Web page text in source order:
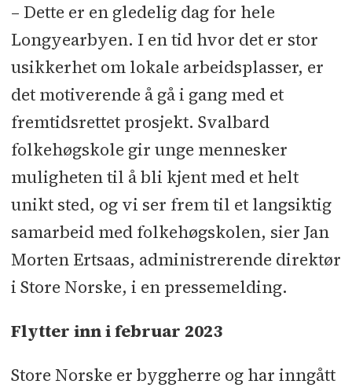
– Dette er en gledelig dag for hele
Longyearbyen. I en tid hvor det er stor
usikkerhet om lokale arbeidsplasser, er
det motiverende å gå i gang med et
fremtidsrettet prosjekt. Svalbard
folkehøgskole gir unge mennesker
muligheten til å bli kjent med et helt
unikt sted, og vi ser frem til et langsiktig
samarbeid med folkehøgskolen, sier Jan
Morten Ertsaas, administrerende direktør
i Store Norske, i en pressemelding.
Flytter inn i februar 2023
Store Norske er byggherre og har inngått